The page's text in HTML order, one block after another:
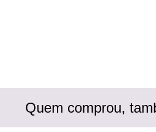
Quem comprou,